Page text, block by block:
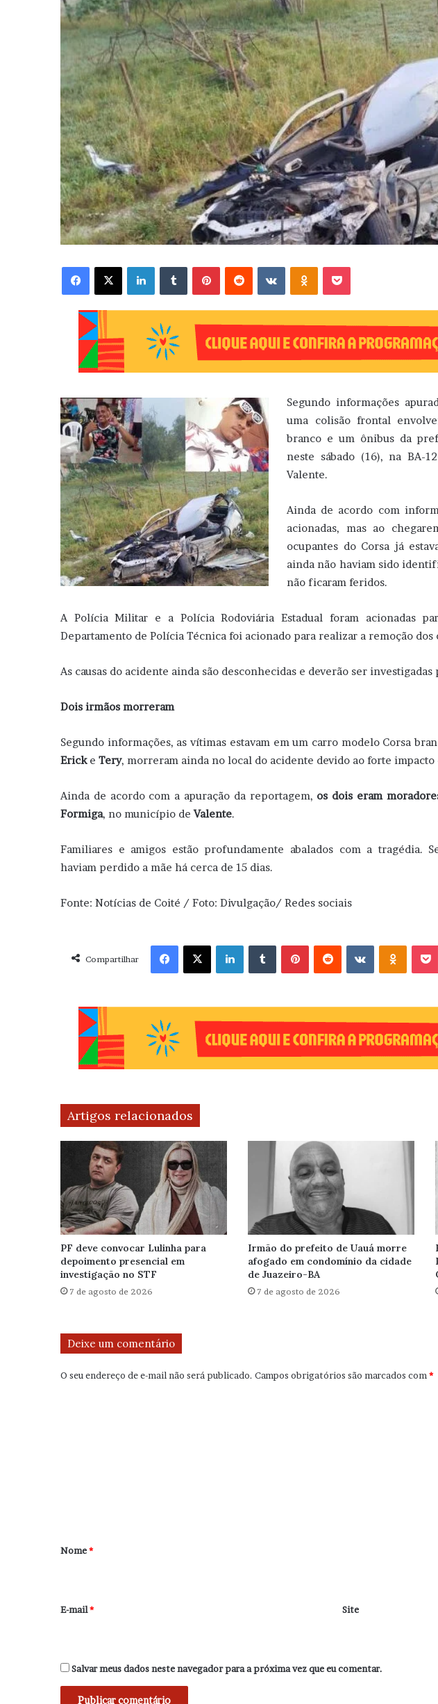
Facebook X Linkedin VK OK
Segundo informações
uma colisão frontal
branco e um ônibus da
neste sábado (16), na BA-
Valente.
Ainda de acordo com
acionadas, mas ao
ocupantes do Corsa já
ainda não haviam sido
não ficaram feridos.
A Polícia Militar e a Polícia Rodoviária Estadual foram acionadas
Departamento de Polícia Técnica foi acionado para realizar a remoção
As causas do acidente ainda são desconhecidas e deverão ser
Dois irmãos morreram
Segundo informações, as vítimas estavam em um carro modelo Corsa
Erick e Tery, morreram ainda no local do acidente devido ao forte impacto
Ainda de acordo com a apuração da reportagem, os dois eram
Formiga, no município deValente.
Familiares e amigos estão profundamente abalados com a tragédia.
haviam perdido a mãe há cerca de 15 dias.
Fonte: Notícias de Coité / Foto: Divulgação/ Redes sociais
Compartilhar
Facebook X Linkedin VK OK
Artigos relacionados
PF deve convocar Lulinha para
depoimento presencial em
investigação no STF
7 de agosto de 2026
Irmão do prefeito de Uauá morre
afogado em condomínio da cidade
de Juazeiro-BA
7 de agosto de 2026
Deixe um comentário
O seu endereço de e-mail não será publicado. Campos obrigatórios são marcados com*
r
*
Nome*
E-mail* Site
Salvar meus dados neste navegador para a próxima vez que eu comentar.